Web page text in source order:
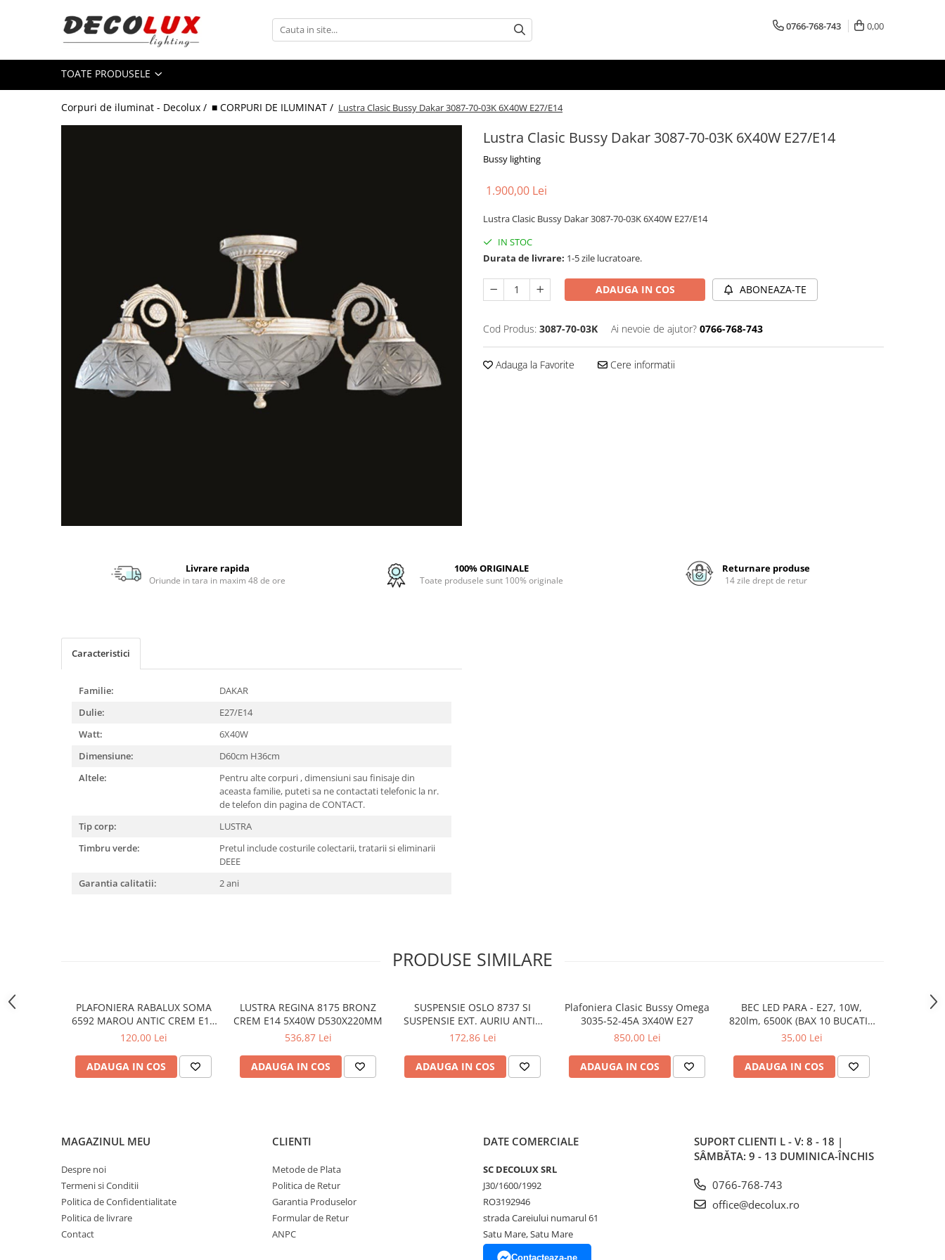
Toate Produsele
■ ILUMINAT DE INTERIOR
CANDELABRE & PENDULE CLASICE
APLICE CLASICE
CANDELABRE MODERNE &
PLAFONIERE MODERNE
VEIOZE MODERNE
LAMPADARE MODERNE
PLAFONIERE VINTAGE
PLAFONIERE COPII
SPOTURI APLICATE
LAMPADARE CRISTAL
VEIOZA VINTAGE
LAMPI SOLARE
PROIECTOARE
■ ILUMINAT TEHNIC
PLAFONIERE & LAMPI LED
SPOTURI INCASTRATE
SPOTURI PE SINA & ACCESORII
SPOTURI APLICATE SI SUSPENSII
LAMPI EMERGENTA
BANDA LED & ACCESORII
0766-768-743 0,00
TOATE PRODUSELE
Corpuri de iluminat - Decolux / ■ CORPURI DE ILUMINAT / Lustra Clasic Bussy Dakar 3087-70-03K 6X40W E27/E14
Lustra Clasic Bussy Dakar 3087-70-03K 6X40W E27/E14
Bussy lighting
1.900,00 Lei
Lustra Clasic Bussy Dakar 3087-70-03K 6X40W E27/E14
IN STOC
Durata de livrare: 1-5 zile lucratoare.
ADAUGA IN COS ABONEAZA-TE
Cod Produs: 3087-70-03K Ai nevoie de ajutor? 0766-768-743
Adauga la Favorite Cere informatii
Livrare rapida
Oriunde in tara in maxim 48 de ore
100% ORIGINALE
Toate produsele sunt 100% originale
Returnare produse
14 zile drept de retur
Caracteristici
Familie:
DAKAR
Dulie:
E27/E14
Watt:
6X40W
Dimensiune:
D60cm H36cm
Altele:
Pentru alte corpuri , dimensiuni sau finisaje din
aceasta familie, puteti sa ne contactati telefonic la nr.
de telefon din pagina de CONTACT.
Tip corp:
LUSTRA
Timbru verde:
Pretul include costurile colectarii, tratarii si eliminarii
DEEE
Garantia calitatii:
2 ani
PRODUSE SIMILARE
PLAFONIERA RABALUX SOMA
6592 MAROU ANTIC CREM E14
2X40W 350MM
120,00 Lei
ADAUGA IN COS
LUSTRA REGINA 8175 BRONZ
CREM E14 5X40W D530X220MM
536,87 Lei
ADAUGA IN COS
SUSPENSIE OSLO 8737 SI
SUSPENSIE EXT. AURIU ANTIC
TRANSPARENT E27 1X60W
172,86 Lei
ADAUGA IN COS
Plafoniera Clasic Bussy Omega
3035-52-45A 3X40W E27
850,00 Lei
ADAUGA IN COS
BEC LED PARA - E27, 10W,
820lm, 6500K (BAX 10 BUCATI -
35LEI)
35,00 Lei
ADAUGA IN COS
MAGAZINUL MEU
Despre noi
Termeni si Conditii
Politica de Confidentialitate
Politica de livrare
Contact
CLIENTI
Metode de Plata
Politica de Retur
Garantia Produselor
Formular de Retur
ANPC
DATE COMERCIALE
SC DECOLUX SRL
J30/1600/1992
RO3192946
strada Careiului numarul 61
Satu Mare, Satu Mare
Contacteaza-ne
SUPORT CLIENTI L - V: 8 - 18 |
SÂMBĂTA: 9 - 13 DUMINICA-ÎNCHIS
0766-768-743
office@decolux.ro